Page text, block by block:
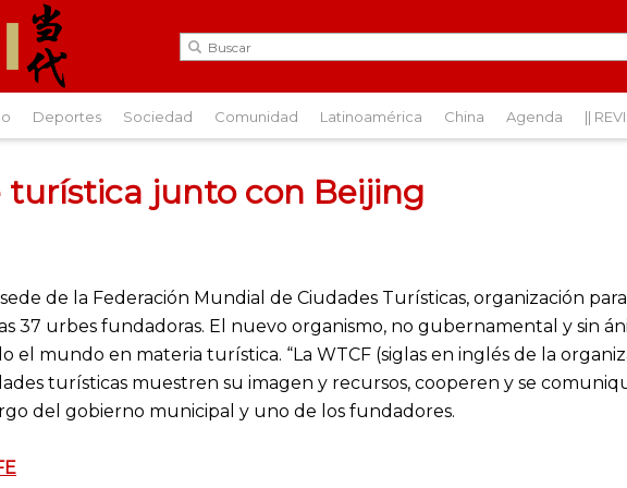
Deportes Sociedad Comunidad Latinoamérica China Agenda ||
turística junto con Beijing
de la Federación Mundial de Ciudades Turísticas, organización
37 urbes fundadoras. El nuevo organismo, no gubernamental y sin
el mundo en materia turística. “La WTCF (siglas en inglés de la
turísticas muestren su imagen y recursos, cooperen y se
del gobierno municipal y uno de los fundadores.